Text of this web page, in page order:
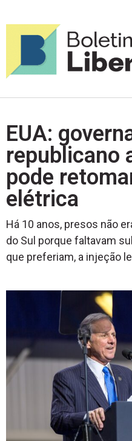
EUA:
republicano
pode
elétrica
Há 10 anos, presos não
do Sul porque faltavam
que preferiam, a injeção